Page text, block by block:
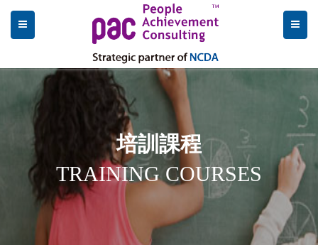
培訓課程
TRAINING COURSES